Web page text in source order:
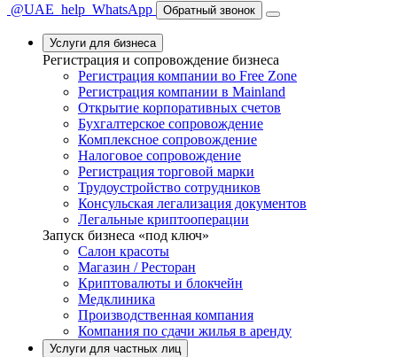
@UAE_help WhatsApp Обратный звонок
Услуги для бизнеса
Регистрация и сопровождение бизнеса
Регистрация компании во Free Zone
Регистрация компании в Mainland
Открытие корпоративных счетов
Бухгалтерское сопровождение
Комплексное сопровождение
Налоговое сопровождение
Регистрация торговой марки
Трудоустройство сотрудников
Консульская легализация документов
Легальные криптооперации
Запуск бизнеса «под ключ»
Салон красоты
Магазин / Ресторан
Криптовалюты и блокчейн
Медклиника
Производственная компания
Компания по сдачи жилья в аренду
Услуги для частных лиц